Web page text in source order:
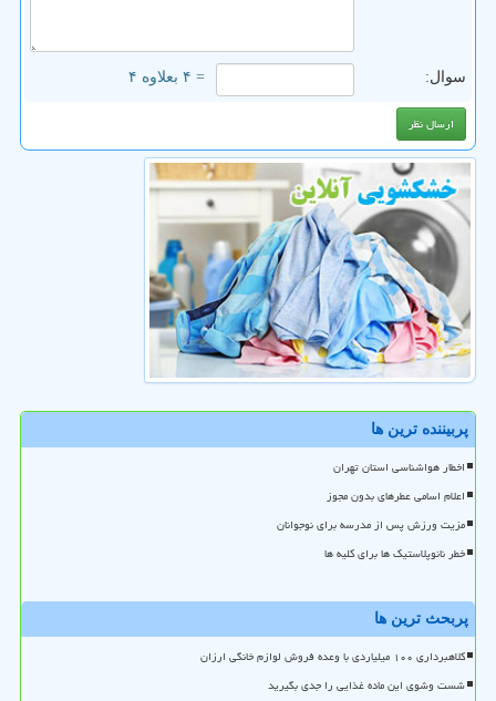
سوال: = ۴ بعلاوه ۴
پربیننده ترین ها
اخطار هواشناسی استان تهران
اعلام اسامی عطرهای بدون مجوز
مزیت ورزش پس از مدرسه برای نوجوانان
خطر نانوپلاستیک ها برای کلیه ها
پربحث ترین ها
کلاهبرداری ۱۰۰ میلیاردی با وعده فروش لوازم خانگی ارزان
شست وشوی این ماده غذایی را جدی بگیرید